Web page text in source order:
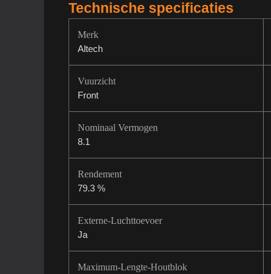
Technische specificaties
Merk
Altech
Vuurzicht
Front
Nominaal Vermogen
8.1
Rendement
79.3 %
Externe-Luchttoevoer
Ja
Maximum-Lengte-Houtblok